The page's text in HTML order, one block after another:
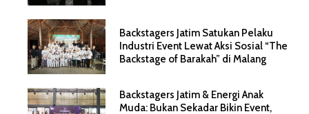
Backstagers Jatim Satukan Pelaku
Industri Event Lewat Aksi Sosial “The
Backstage of Barakah” di Malang
Backstagers Jatim & Energi Anak
Muda: Bukan Sekadar Bikin Event,